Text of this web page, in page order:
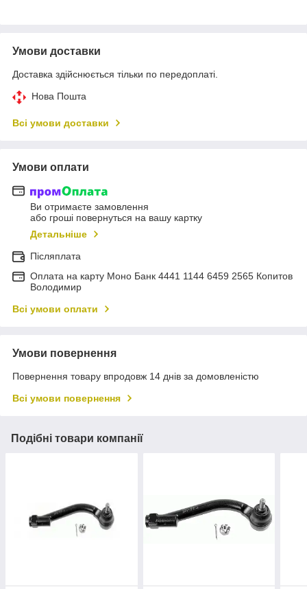
Умови доставки
Доставка здійснюється тільки по передоплаті.
Нова Пошта
Всі умови доставки
Умови оплати
Ви отримаєте замовлення
або гроші повернуться на вашу картку
Детальніше
Післяплата
Оплата на карту Моно Банк 4441 1144 6459 2565 Копитов
Володимир
Всі умови оплати
Умови повернення
Повернення товару впродовж 14 днів за домовленістю
Всі умови повернення
Подібні товари компанії